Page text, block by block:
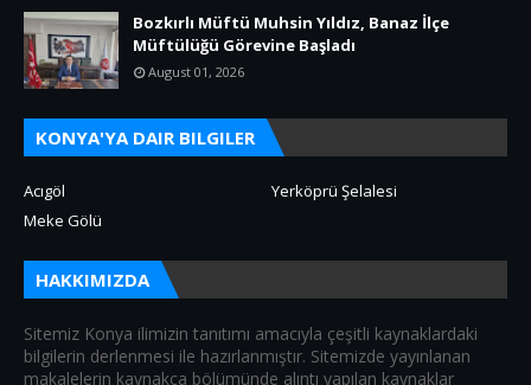
Bozkırlı Müftü Muhsin Yıldız, Banaz İlçe
Müftülüğü Görevine Başladı
August 01, 2026
KONYA'YA DAIR BILGILER
Acıgöl
Yerköprü Şelalesi
Meke Gölü
HAKKIMIZDA
Sitemiz Konya ilimizin tanıtımı amacıyla çeşitli kaynaklardaki
bilgilerin derlenmesi ile hazırlanmıştır. Sitemizde yayınlanan
makalelerin kaynakça bölümünde alıntı yapılan kaynaklar